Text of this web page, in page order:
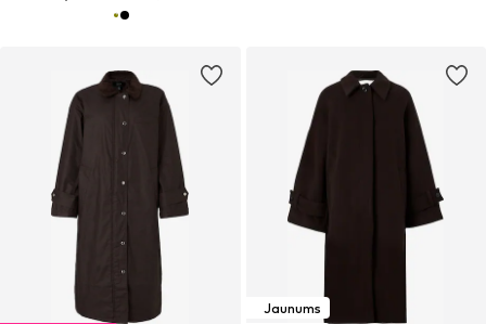
Jaunums